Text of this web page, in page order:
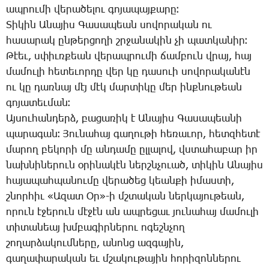
ապ­րու­մի վե­րա­ծե­լու գո­յա­պայ­քա­րը։
­Տի­կին Ա­նա­յիս ­Գա­սա­պեան սո­վո­րա­կան ու
հա­սա­րակ ըն­թեր­ցո­ղի շրջա­նա­կին չի պատ­կա­նիր։
­Թէեւ, սփիւռ­քեան վե­րապ­րու­մի ճամ­բուն վրայ, հայ
մա­մու­լի հե­տե­ւոր­դը վեր կը դա­սո­ւի սո­վո­րա­կա­նէն
ու կը դառ­նայ մէյ մէկ մար­տի­կը մեր ինք­նու­թեան
գո­յա­տեւ­ման։
Այ­սու­հան­դերձ, բա­ցա­ռիկ է Ա­նա­յիս ­Գա­սա­պեա­նի
պա­րա­գան։ ­Յու­նա­հայ գա­ղու­թի հե­ռա­ւոր, հետզ­հե­տէ
մա­րող բե­կո­րի մը ան­դա­մը ըլ­լա­լով, վստա­հա­բար իր
նախ­նի­նե­րուն օ­րի­նա­կէն ներշնչո­ւած, տի­կին Ա­նա­յիս
հա­յա­պահ­պա­նու­մը վե­րա­ծեց կեան­քի ի­մաս­տի,
շնոր­հիւ «Ա­զատ Օր»-ի մշտա­կան ներ­կա­յու­թեան,
ո­րուն է­ջե­րուն մէ­ջէն ան ապ­րե­ցաւ յու­նա­հայ մա­մու­լի
տի­տա­նեայ խմբա­գիր­նե­րու ո­գեշն­չող
շո­ղար­ձա­կում­նե­րը, ա­նոնց ազ­գա­յին,
գա­ղա­փա­րա­կան եւ մշա­կու­թա­յին հո­րի­զոն­նե­րու